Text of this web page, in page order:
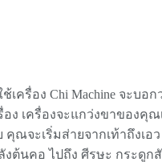
เครื่อง Chi Machine จะบ
อง เครื่องจะแกว่งขาของคุ
คุณจะเริ่มส่ายจากเท้าถึงเอ
ต้นคอ ไปถึง ศีรษะ กระดูก